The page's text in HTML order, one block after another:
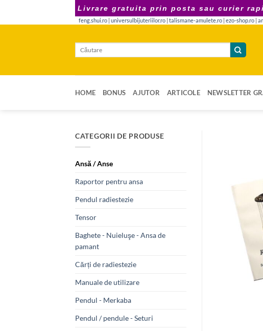
content
Livrare gratuita prin posta sau curier
feng.shui.ro |universulbijuteriilor.ro |talismane-amulete.ro |ezo-shop.ro |
Caută
HOME BONUS AJUTOR ARTICOLE NEWSLETTER
CATEGORII DE PRODUSE
Ansă / Anse
Raportor pentru ansa
Pendul radiestezie
Tensor
Baghete - Nuieluşe - Ansa de
pamant
Cărți de radiestezie
Manuale de utilizare
Pendul - Merkaba
Pendul / pendule - Seturi